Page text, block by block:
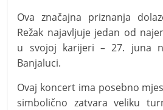
e
s
Ova značajna priznanja
Režak najavljuje jedan od
u svojoj karijeri – 27. juna
Banjaluci.
Ovaj koncert ima posebno
simbolično zatvara veliku